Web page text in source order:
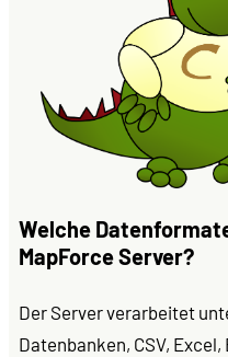
Welche
MapForce Server?
Der Server verarbeitet
Datenbanken, CSV, Excel,